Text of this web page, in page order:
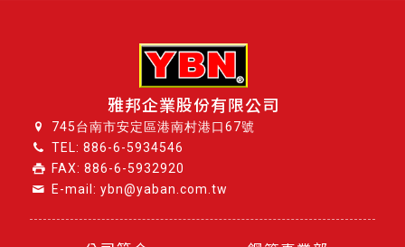
雅邦企業股份有限公司
745台南市安定區港南村港口67號
TEL:886-6-5934546
FAX: 886-6-5932920
E-mail: ybn@yaban.com.tw